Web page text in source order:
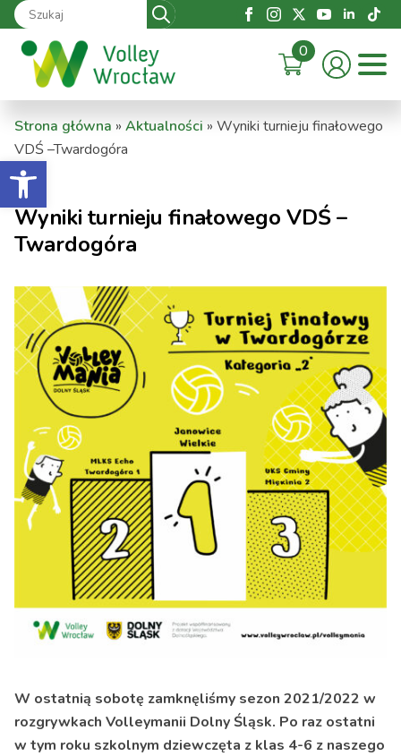
Otwórz pasek narzędzi
Search
for:
0
Strona główna » Aktualności » Wyniki turnieju finałowego
VDŚ –Twardogóra
Wyniki turnieju finałowego VDŚ –
Twardogóra
W ostatnią sobotę zamknęliśmy sezon 2021/2022 w
rozgrywkach Volleymanii Dolny Śląsk. Po raz ostatni
w tym roku szkolnym dziewczęta z klas 4-6 z naszego